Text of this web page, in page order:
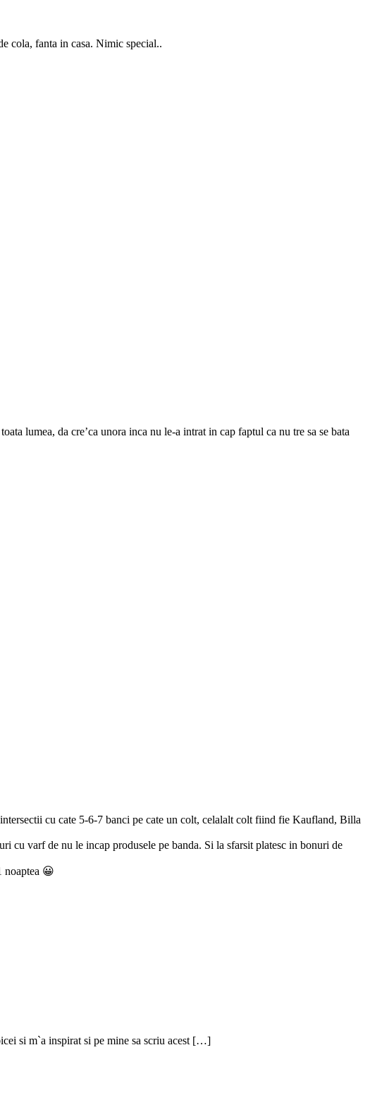
cola, fanta in casa. Nimic special..
lumea, da cre’ca unora inca nu le-a intrat in cap faptul ca nu tre sa se bata
cu cate 5-6-7 banci pe cate un colt, celalalt colt fiind fie Kaufland, Billa
cu varf de nu le incap produsele pe banda. Si la sfarsit platesc in bonuri de
noaptea 😀
si m`a inspirat si pe mine sa scriu acest […]